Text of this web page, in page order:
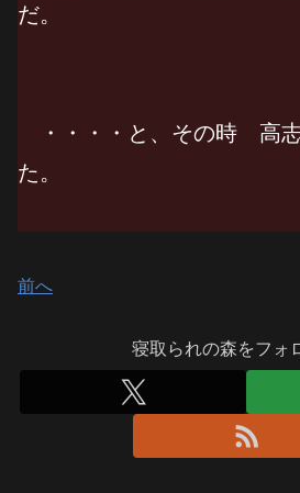
だ。
・・・・と、その時 高志
た。
前へ
寝取られの森をフォ